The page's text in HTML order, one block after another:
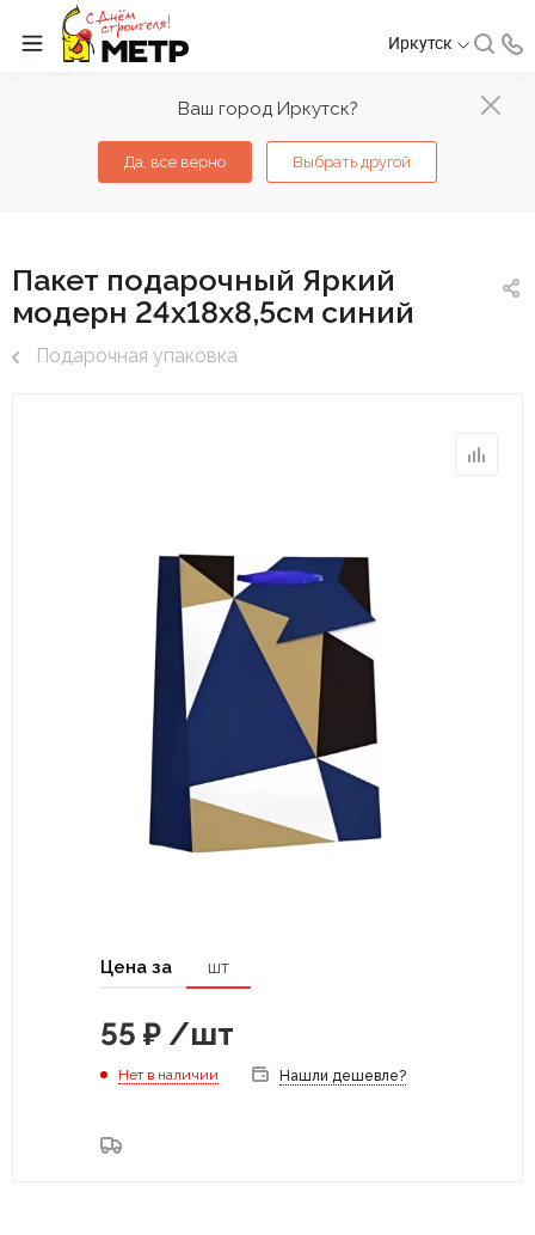
Ваш город Иркутск?
Да, все верно Выбрать другой
Иркутск
Пакет подарочный Яркий
модерн 24х18х8,5см синий
Подарочная упаковка
Цена за шт
55 ₽ /шт
Нет в наличии Нашли дешевле?